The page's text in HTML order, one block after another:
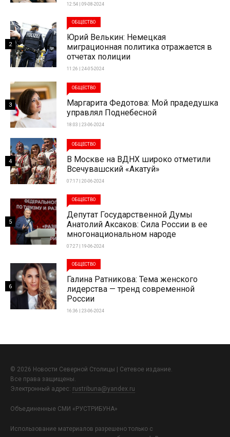
12:54 | 09-08-2024
ОБЩЕСТВО
Юрий Велькин: Немецкая
миграционная политика отражается в
отчетах полиции
11:26 | 24-05-2024
2
ОБЩЕСТВО
Маргарита Федотова: Мой прадедушка
управлял Поднебесной
18:03 | 23-06-2024
3
ОБЩЕСТВО
В Москве на ВДНХ широко отметили
Всечувашский «Акатуй»
07:17 | 20-06-2024
4
ОБЩЕСТВО
Депутат Государственной Думы
Анатолий Аксаков: Сила России в ее
многонациональном народе
07:27 | 19-06-2024
5
ОБЩЕСТВО
Галина Ратникова: Тема женского
лидерства — тренд современной
России
16:36 | 23-06-2024
6
© 2026 Новости Северной Столицы | Сетевое издание.
Все права защищены.
Электронный адрес: rustribuna@yandex.ru
Объединенные СМИ «РУСТРИБУНА»
Использование материалов разрешено только с